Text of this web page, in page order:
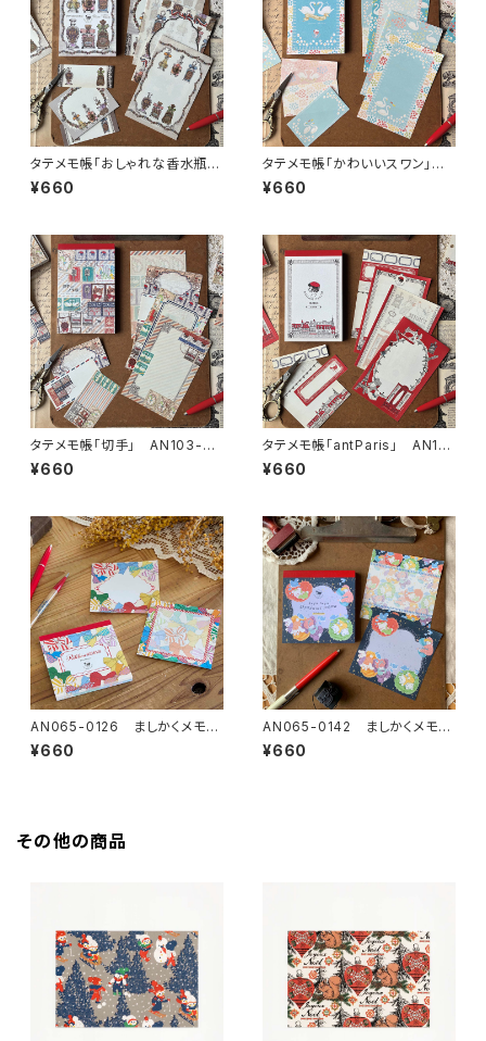
タテメモ帳「おしゃれな香水瓶」
AN103-0154 メモ帳 手
帳リフィル（穴なし） ミニ6 M
¥660
タテメモ帳「かわいいスワン」 A
N103-0059 メモ帳 手帳リ
フィル（穴なし） ミニ6 M6
¥660
タテメモ帳「切手」 AN103-00
11 メモ帳 手帳リフィル（穴な
し） ミニ6 M6
¥660
タテメモ帳「antParis」 AN10
3-0999 メモ帳 手帳リフィ
ル（穴なし） ミニ6 M6
¥660
AN065-0126 ましかくメモ帳
「リボン」
¥660
AN065-0142 ましかくメモ帳
「おやすみパジャマ」
¥660
その他の商品